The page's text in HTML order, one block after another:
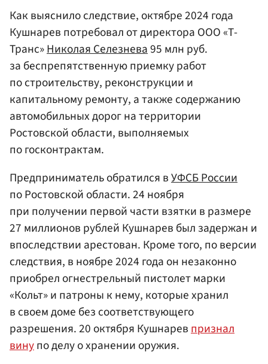
Как выяснило следствие, октябре 2024 года
Кушнарев потребовал от директора ООО «Т-
Транс»Николая Селезнева95 млн руб.
за беспрепятственную приемку работ
по строительству, реконструкции и
капитальному ремонту, а также содержанию
автомобильных дорог на территории
Ростовской области, выполняемых
по госконтрактам.
Предприниматель обратился вУФСБ России
по Ростовской области. 24 ноября
при получении первой части взятки в размере
27 миллионов рублей Кушнарев был задержан и
впоследствии арестован. Кроме того, по версии
следствия, в ноябре 2024 года он незаконно
приобрел огнестрельный пистолет марки
«Кольт» и патроны к нему, которые хранил
в своем доме без соответствующего
разрешения. 20 октября Кушнаревпризнал
винупо делу о хранении оружия.